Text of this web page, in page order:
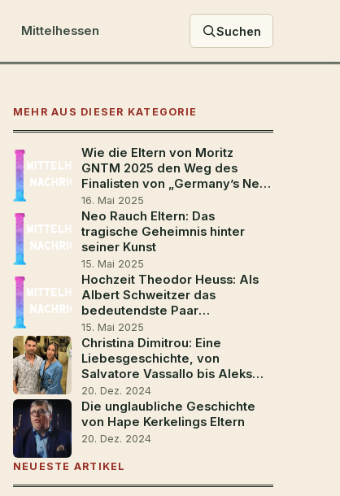
Mittelhessen Suchen
MEHR AUS DIESER KATEGORIE
Wie die Eltern von Moritz
GNTM 2025 den Weg des
Finalisten von „Germany’s Next
Top Model“ geprägt haben
16. Mai 2025
Neo Rauch Eltern: Das
tragische Geheimnis hinter
seiner Kunst
15. Mai 2025
Hochzeit Theodor Heuss: Als
Albert Schweitzer das
bedeutendste Paar
Deutschlands traute
15. Mai 2025
Christina Dimitrou: Eine
Liebesgeschichte, von
Salvatore Vassallo bis Aleks
Petrovic
20. Dez. 2024
Die unglaubliche Geschichte
von Hape Kerkelings Eltern
20. Dez. 2024
NEUESTE ARTIKEL